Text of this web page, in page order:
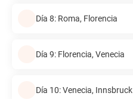
Día 8: Roma, Florencia
Día 9: Florencia, Venecia
Día 10: Venecia, Innsbruck